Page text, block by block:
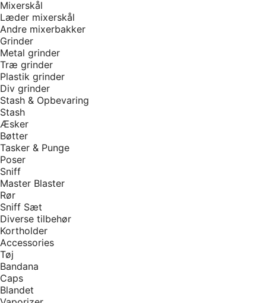
Mixerskål
Læder mixerskål
Andre mixerbakker
Grinder
Metal grinder
Træ grinder
Plastik grinder
Div grinder
Stash & Opbevaring
Stash
Æsker
Bøtter
Tasker & Punge
Poser
Sniff
Master Blaster
Rør
Sniff Sæt
Diverse tilbehør
Kortholder
Accessories
Tøj
Bandana
Caps
Blandet